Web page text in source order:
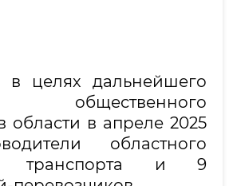
в целях дальнейшего
общественного
области в апреле 2025
областного
транспорта и 9